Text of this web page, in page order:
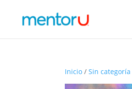
Inicio /Sin categoría